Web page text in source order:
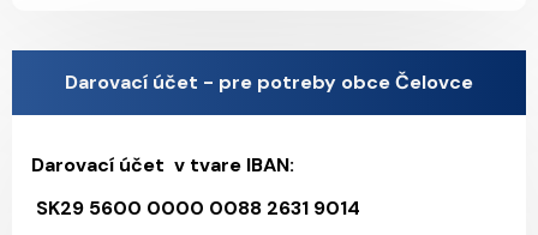
Darovací účet - pre potreby obce Čelovce
Darovací účet v tvare IBAN:
SK29 5600 0000 0088 2631 9014